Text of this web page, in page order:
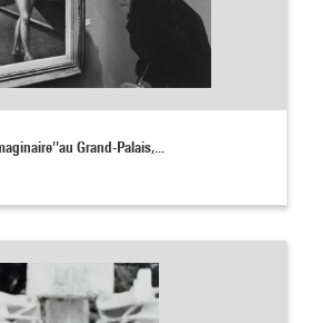
Grand-Palais,...